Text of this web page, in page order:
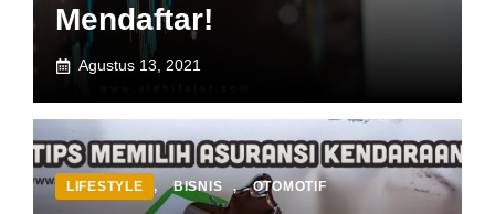
Mendaftar!
Agustus 13, 2021
LIFESTYLE , BISNIS , OTOMOTIF